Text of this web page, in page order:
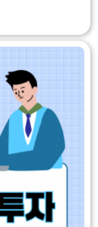
특히..